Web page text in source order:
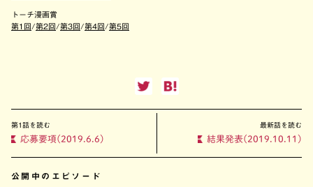
トーチ漫画賞
第1回/第2回/第3回/第4回/第5回
第1話を読む
応募要項(2019.6.6)
最新話を読む
結果発表(2019.10.11)
公開中のエピソード